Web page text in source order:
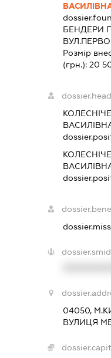
БЕНДЕРИ
Розмір
(грн.): 20
04050,
ВУЛИЦЯ